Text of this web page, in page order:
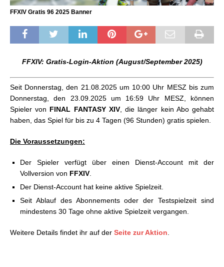
FFXIV Gratis 96 2025 Banner
FFXIV: Gratis-Login-Aktion (August/September 2025)
Seit Donnerstag, den 21.08.2025 um 10:00 Uhr MESZ bis zum
Donnerstag, den 23.09.2025 um 16:59 Uhr MESZ, können
Spieler von FINAL FANTASY XIV, die länger kein Abo gehabt
haben, das Spiel für bis zu 4 Tagen (96 Stunden) gratis spielen.
Die Voraussetzungen:
Der Spieler verfügt über einen Dienst-Account mit der
Vollversion von FFXIV
Der Dienst-Account hat keine aktive Spielzeit.
Seit Ablauf des Abonnements oder der Testspielzeit sind
mindestens 30 Tage ohne aktive Spielzeit vergangen.
Weitere Details findet ihr auf der Seite zur Aktion